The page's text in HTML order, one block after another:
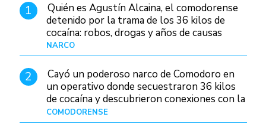
1
Quién es Agustín Alcaina, el comodorense
detenido por la trama de los 36 kilos de
cocaína: robos, drogas y años de causas
judiciales
NARCO
2
Cayó un poderoso narco de Comodoro en
un operativo donde secuestraron 36 kilos
de cocaína y descubrieron conexiones con la
Patagonia
COMODORENSE